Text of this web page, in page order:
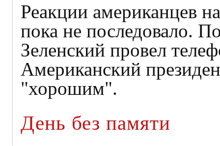
Реакции американцев
пока не последовало.
Зеленский провел
Американский
"хорошим".
День без памяти